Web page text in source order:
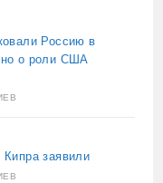
Россию в
о роли США
заявили